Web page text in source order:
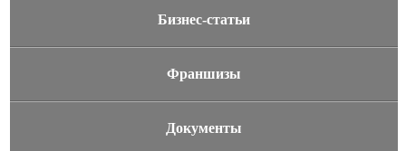
Бизнес-статьи
Франшизы
Документы